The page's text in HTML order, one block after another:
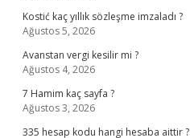
Kostić kaç yıllık sözleşme imzaladı ?
Ağustos 5, 2026
Avanstan vergi kesilir mi ?
Ağustos 4, 2026
7 Hamim kaç sayfa ?
Ağustos 3, 2026
335 hesap kodu hangi hesaba aittir ?